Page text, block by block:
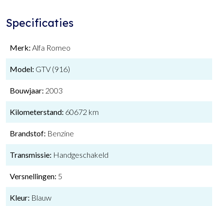
Specificaties
Merk: Alfa Romeo
Model: GTV (916)
Bouwjaar: 2003
Kilometerstand: 60672 km
Brandstof: Benzine
Transmissie: Handgeschakeld
Versnellingen: 5
Kleur: Blauw